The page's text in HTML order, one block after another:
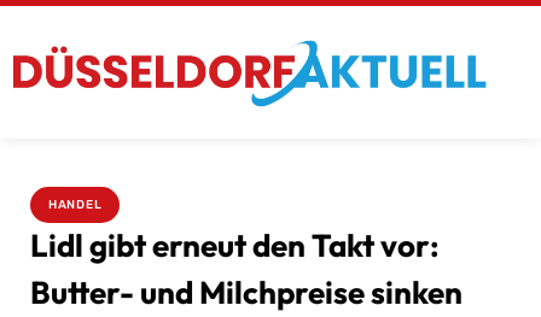
HANDEL
Lidl gibt erneut den Takt vor:
Butter- und Milchpreise sinken